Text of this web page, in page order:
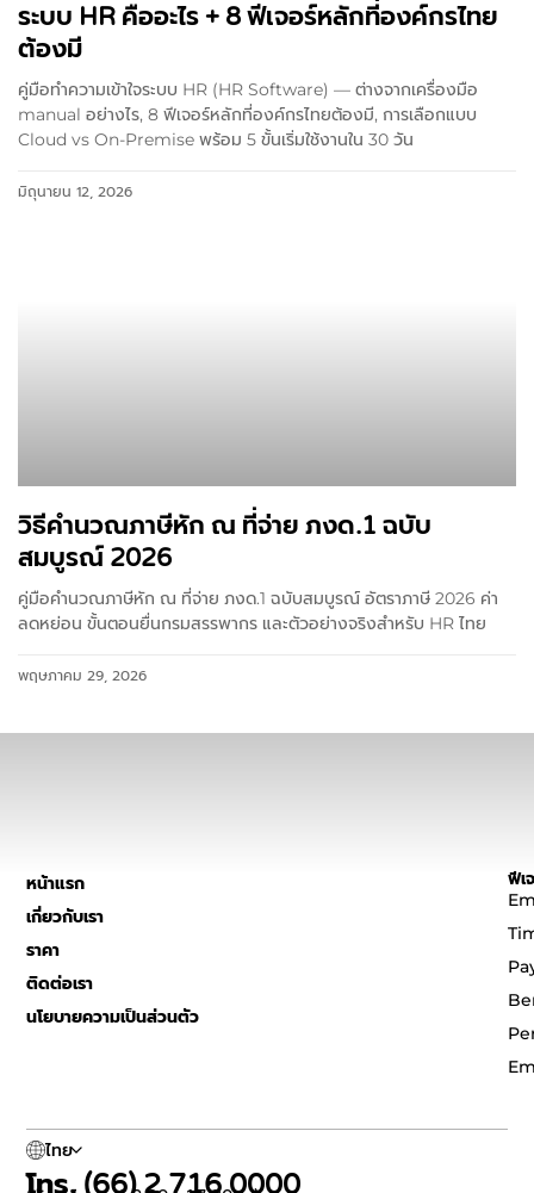
ระบบ HR คืออะไร + 8 ฟีเจอร์หลักที่องค์กรไทย
ต้องมี
คู่มือทำความเข้าใจระบบ HR (HR Software) — ต่างจากเครื่องมือ
manual อย่างไร, 8 ฟีเจอร์หลักที่องค์กรไทยต้องมี, การเลือกแบบ
Cloud vs On-Premise พร้อม 5 ขั้นเริ่มใช้งานใน 30 วัน
มิถุนายน 12, 2026
วิธีคำนวณภาษีหัก ณ ที่จ่าย ภงด.1 ฉบับ
สมบูรณ์ 2026
คู่มือคำนวณภาษีหัก ณ ที่จ่าย ภงด.1 ฉบับสมบูรณ์ อัตราภาษี 2026 ค่า
ลดหย่อน ขั้นตอนยื่นกรมสรรพากร และตัวอย่างจริงสำหรับ HR ไทย
พฤษภาคม 29, 2026
หน้าแรก
เกี่ยวกับเรา
ราคา
ติดต่อเรา
นโยบายความเป็นส่วนตัว
ฟีเ
ไทย
โทร. (66) 2 716 0000